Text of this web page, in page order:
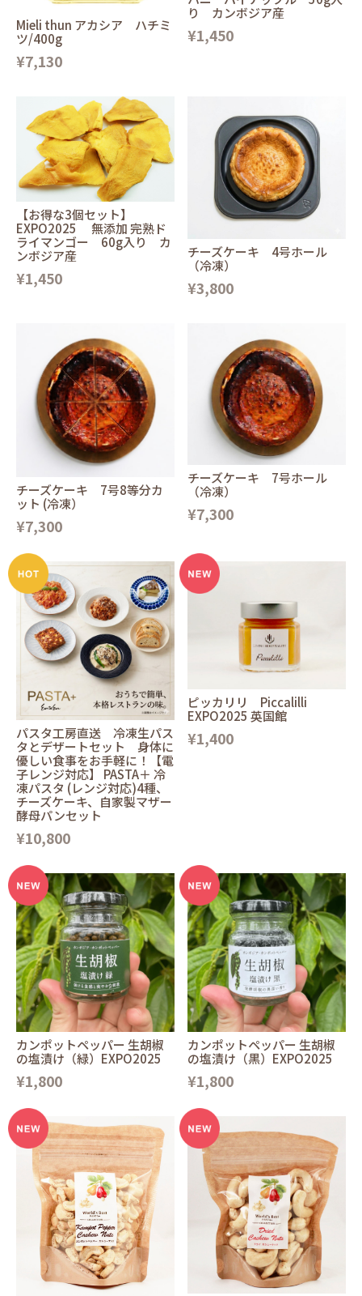
Mieli thun アカシア ハチミ
ツ/400g
¥7,130
り カンボジア産
¥1,450
【お得な3個セット】
EXPO2025 無添加 完熟ド
ライマンゴー 60g入り カ
ンボジア産
¥1,450
チーズケーキ 4号ホール
（冷凍）
¥3,800
チーズケーキ 7号8等分カ
ット (冷凍）
¥7,300
チーズケーキ 7号ホール
（冷凍）
¥7,300
パスタ工房直送 冷凍生パス
タとデザートセット 身体に
優しい食事をお手軽に！【電
子レンジ対応】 PASTA＋ 冷
凍パスタ (レンジ対応)4種、
チーズケーキ、自家製マザー
酵母パンセット
¥10,800
ピッカリリ Piccalilli
EXPO2025 英国館
¥1,400
カンポットペッパー 生胡椒
の塩漬け（緑）EXPO2025
¥1,800
カンポットペッパー 生胡椒
の塩漬け（黒）EXPO2025
¥1,800